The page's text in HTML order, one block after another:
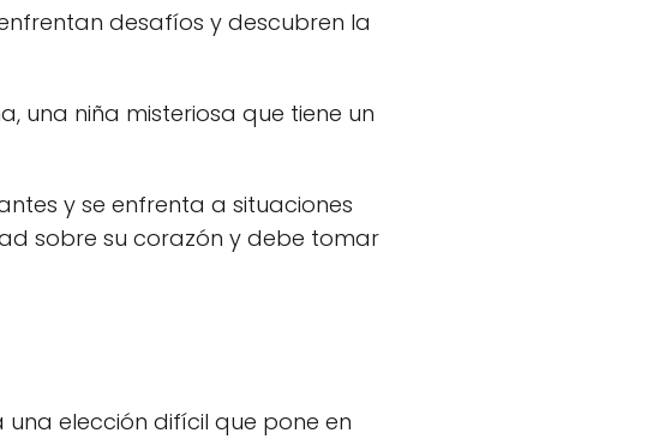
desafíos y descubren la
una niña misteriosa que tiene un
y se enfrenta a situaciones
sobre su corazón y debe tomar
elección difícil que pone en